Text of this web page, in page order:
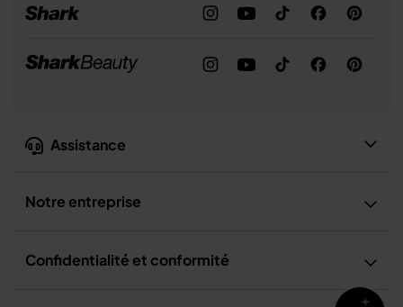
Assistance
Notre entreprise
Confidentialité et conformité